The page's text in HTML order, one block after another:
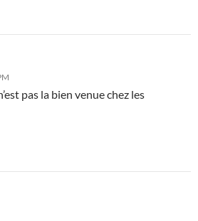
pas la bien venue chez les